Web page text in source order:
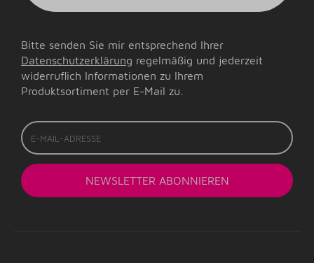
Bitte senden Sie mir entsprechend Ihrer
Datenschutzerklärung regelmäßig und jederzeit
widerruflich Informationen zu Ihrem
Produktsortiment per E-Mail zu.
E-
Mail-
Adresse
NEWSLETTER ABONNIEREN